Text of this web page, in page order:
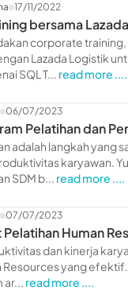
17/11/2022
bersama
corporate training,
Lazada Logistik
SQL T... read more ....
06/07/2023
Pelatihan dan
adalah langkah yang
karyawan.
SDM b... read more ....
07/07/2023
Pelatihan Human
dan kinerja
Resources yang
ar... read more ....